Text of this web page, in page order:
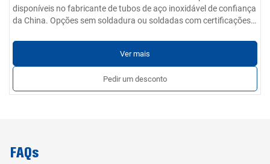
disponíveis no fabricante de tubos de aço inoxidável de confiança
da China. Opções sem soldadura ou soldadas com certificações
Ver mais
Pedir um desconto
FAQs